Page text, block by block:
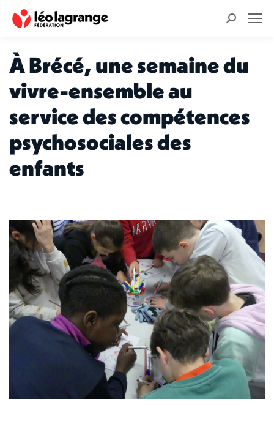
Recherche
À Brécé, une semaine du
vivre-ensemble au
service des compétences
psychosociales des
enfants